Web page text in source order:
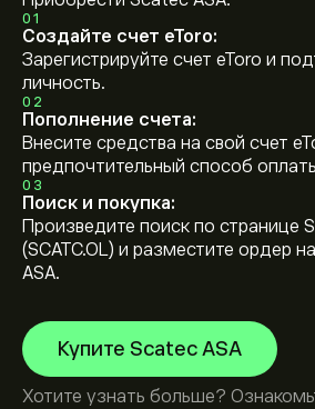
01
Создайте счет eToro:
Зарегистрируйте счет eToro и
личность.
02
Пополнение счета:
Внесите средства на свой счет
предпочтительный способ
03
Поиск и покупка:
Произведите поиск по странице
(SCATC.OL) и разместите ордер
ASA.
Купите Scatec ASA
Хотите узнать больше?